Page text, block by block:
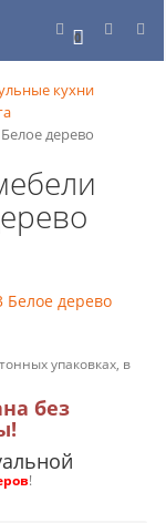
0
кухни
дерево
упаковках, в
без
!